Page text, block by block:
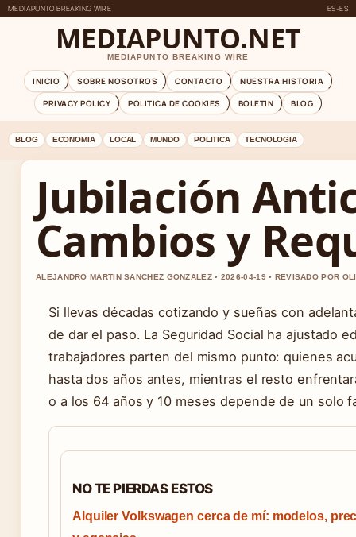
MEDIAPUNTO BREAKING WIRE ES-ES
MEDIAPUNTO.NET
MEDIAPUNTO BREAKING WIRE
INICIO SOBRE NOSOTROS CONTACTO
NUESTRA HISTORIA
PRIVACY POLICY
POLITICA DE COOKIES BOLETIN BLOG
BLOG ECONOMIA LOCAL MUNDO POLITICA TECNOLOGIA
Jubilación
Cambios y
ALEJANDRO MARTIN SANCHEZ GONZALEZ • 2026-04-19 • REVISADO POR
Si llevas décadas cotizando y sueñas con
de dar el paso. La Seguridad Social ha ajustado
trabajadores parten del mismo punto: quienes
hasta dos años antes, mientras el resto
o a los 64 años y 10 meses depende de un solo
NO TE PIERDAS ESTOS
Alquiler Volkswagen cerca de mí: modelos,